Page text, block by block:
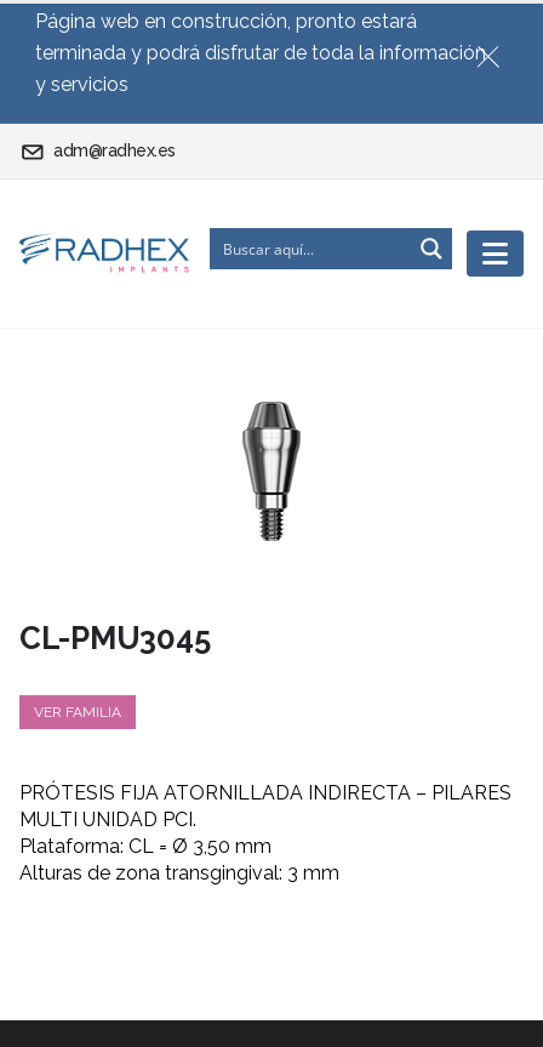
Página web en construcción, pronto estará
terminada y podrá disfrutar de toda la información
y servicios
adm@radhex.es
CL-PMU3045
VER FAMILIA
PRÓTESIS FIJA ATORNILLADA INDIRECTA – PILARES
MULTI UNIDAD PCI.
Plataforma: CL = Ø 3,50 mm
Alturas de zona transgingival: 3 mm